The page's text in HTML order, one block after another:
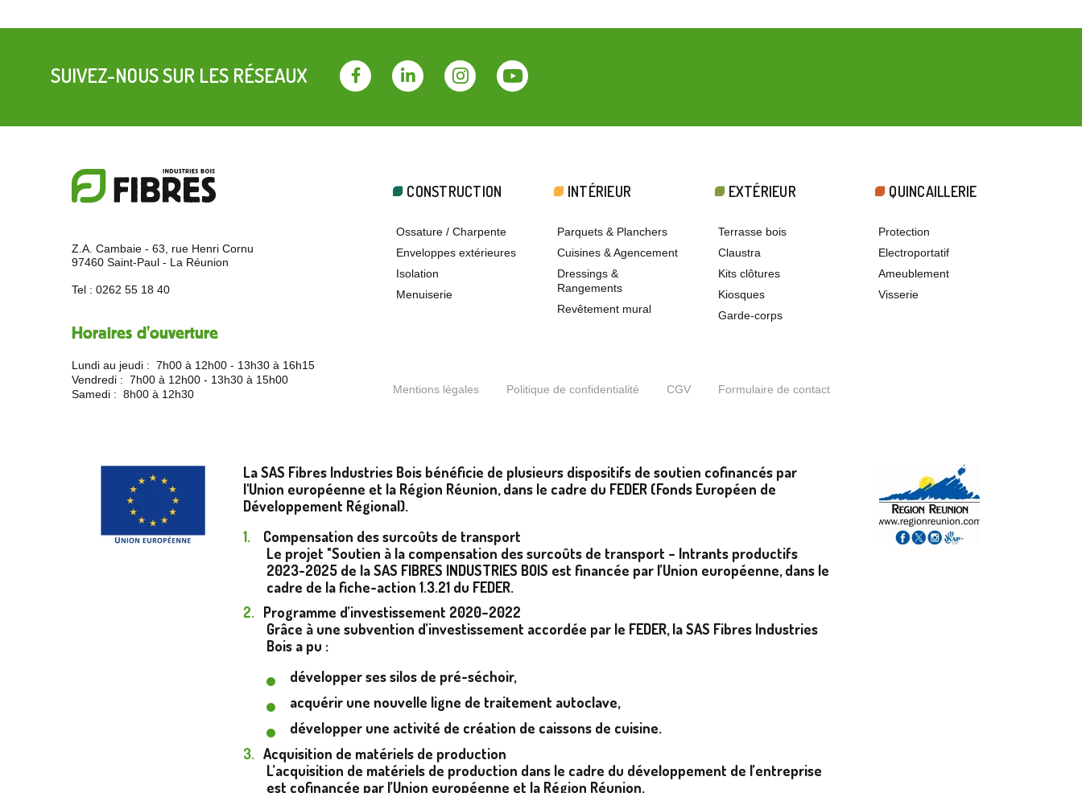
SUIVEZ-NOUS SUR LES RÉSEAUX
FacebookLinkedinInstagramYoutube
Z.A. Cambaie - 63, rue Henri Cornu
97460 Saint-Paul - La Réunion
Tel : 0262 55 18 40
Horaires d'ouverture
Lundi au jeudi : 7h00 à 12h00 - 13h30 à 16h15
Vendredi : 7h00 à 12h00 - 13h30 à 15h00
Samedi : 8h00 à 12h30
CONSTRUCTION
Ossature / Charpente
Enveloppes extérieures
Isolation
Menuiserie
INTÉRIEUR
Parquets & Planchers
Cuisines & Agencement
Dressings &
Rangements
Revêtement mural
EXTÉRIEUR
Terrasse bois
Claustra
Kits clôtures
Kiosques
Garde-corps
QUINCAILLERIE
Protection
Electroportatif
Ameublement
Visserie
Mentions légales Politique de confidentialité CGV Formulaire de contact
La SAS Fibres Industries Bois bénéficie de plusieurs dispositifs de soutien cofinancés par
l'Union européenne et la Région Réunion, dans le cadre du FEDER (Fonds Européen de
Développement Régional).
Compensation des surcoûts de transport
Le projet "Soutien à la compensation des surcoûts de transport – Intrants productifs
2023-2025 de la SAS FIBRES INDUSTRIES BOIS est financée par l’Union européenne, dans le
cadre de la fiche-action 1.3.21 du FEDER.
Programme d’investissement 2020–2022
Grâce à une subvention d’investissement accordée par le FEDER, la SAS Fibres Industries
Bois a pu :
développer ses silos de pré-séchoir,
acquérir une nouvelle ligne de traitement autoclave,
développer une activité de création de caissons de cuisine.
Acquisition de matériels de production
L’acquisition de matériels de production dans le cadre du développement de l’entreprise
est cofinancée par l’Union européenne et la Région Réunion.